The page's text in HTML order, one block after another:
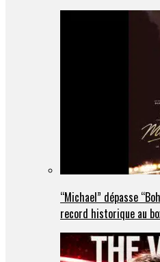
“Michael” dépasse
record historique au